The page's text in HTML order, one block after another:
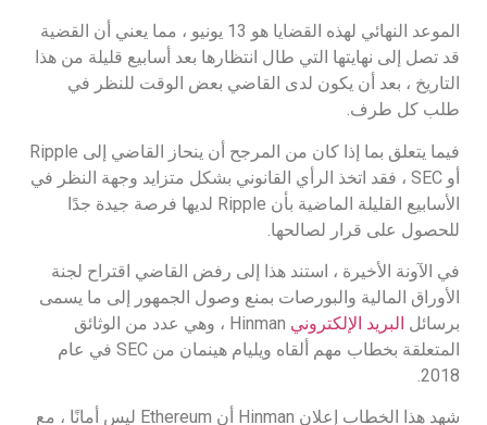
الموعد النهائي لهذه القضايا هو 13 يونيو ، مما يعني أن القضية
قد تصل إلى نهايتها التي طال انتظارها بعد أسابيع قليلة من هذا
التاريخ ، بعد أن يكون لدى القاضي بعض الوقت للنظر في
طلب كل طرف.
فيما يتعلق بما إذا كان من المرجح أن ينحاز القاضي إلى Ripple
أو SEC ، فقد اتخذ الرأي القانوني بشكل متزايد وجهة النظر في
الأسابيع القليلة الماضية بأن Ripple لديها فرصة جيدة جدًا
للحصول على قرار لصالحها.
في الآونة الأخيرة ، استند هذا إلى رفض القاضي اقتراح لجنة
الأوراق المالية والبورصات بمنع وصول الجمهور إلى ما يسمى
برسائل البريد الإلكتروني
Hinman ، وهي عدد من الوثائق
المتعلقة بخطاب مهم ألقاه ويليام هينمان من SEC في عام
2018.
شهد هذا الخطاب إعلان Hinman أن Ethereum ليس أمانًا ، مع